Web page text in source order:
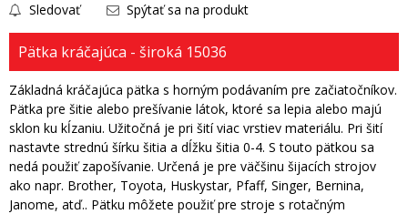
Sledovať Spýtať sa na produkt
Pätka kráčajúca - široká 15036
Základná kráčajúca pätka s horným podávaním pre začiatočníkov.
Pätka pre šitie alebo prešívanie látok, ktoré sa lepia alebo majú
sklon ku kĺzaniu. Užitočná je pri šití viac vrstiev materiálu. Pri šití
nastavte strednú šírku šitia a dĺžku šitia 0-4. S touto pätkou sa
nedá použiť zapošívanie. Určená je pre väčšinu šijacích strojov
ako napr. Brother, Toyota, Huskystar, Pfaff, Singer, Bernina,
Janome, atď.. Pätku môžete použiť pre stroje s rotačným